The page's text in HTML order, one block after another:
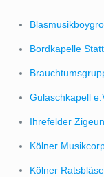
Bordkapelle
Gulaschkapell
Ihrefelder
Kölner
Kölner